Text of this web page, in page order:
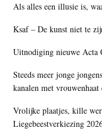
Als alles een illusie is,
Ksaf – De kunst niet te
Uitnodiging nieuwe Acta
Steeds meer jonge
kanalen met
Vrolijke plaatjes, kille
Liegebeestverkiezing